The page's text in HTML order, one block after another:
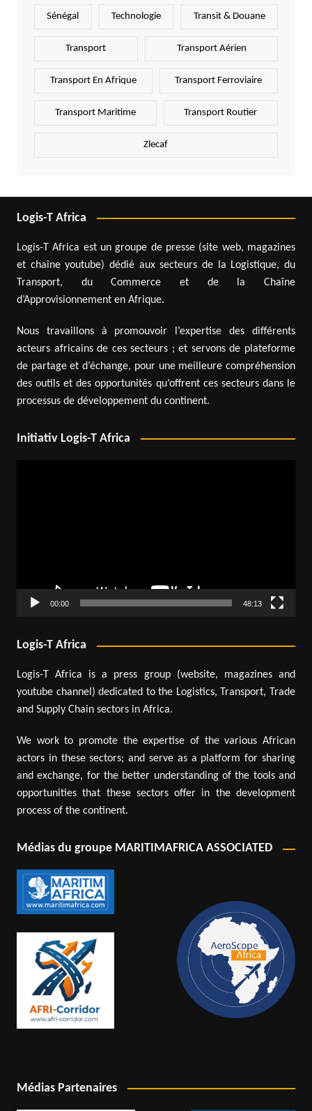
Sénégal Technologie Transit & Douane
Transport Transport Aérien
Transport En Afrique Transport Ferroviaire
Transport Maritime Transport Routier
Zlecaf
Logis-T Africa
Logis-T Africa est un groupe de presse (site web, magazines
et chaîne youtube) dédié aux secteurs de la Logistique, du
Transport, du Commerce et de la Chaîne
d’Approvisionnement en Afrique.
Nous travaillons à promouvoir l’expertise des différents
acteurs africains de ces secteurs ; et servons de plateforme
de partage et d’échange, pour une meilleure compréhension
des outils et des opportunités qu’offrent ces secteurs dans le
processus de développement du continent.
Initiativ Logis-T Africa
00:00 48:13
Logis-T Africa
Logis-T Africa is a press group (website, magazines and
youtube channel) dedicated to the Logistics, Transport, Trade
and Supply Chain sectors in Africa.
We work to promote the expertise of the various African
actors in these sectors; and serve as a platform for sharing
and exchange, for the better understanding of the tools and
opportunities that these sectors offer in the development
process of the continent.
Médias du groupe MARITIMAFRICA ASSOCIATED
Médias Partenaires